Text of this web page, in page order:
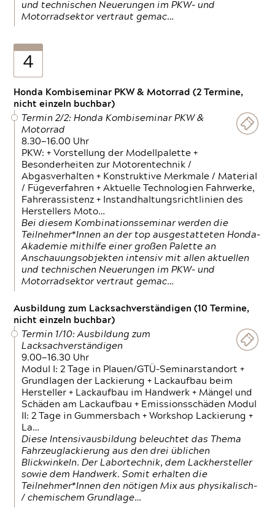
und technischen Neuerungen im PKW- und
Motorradsektor vertraut gemac…
4
Honda Kombiseminar PKW & Motorrad (2 Termine,
nicht einzeln buchbar)
Termin 2/2: Honda Kombiseminar PKW &
Motorrad
8.30—16.00 Uhr
PKW: + Vorstellung der Modellpalette +
Besonderheiten zur Motorentechnik /
Abgasverhalten + Konstruktive Merkmale / Material
/ Fügeverfahren + Aktuelle Technologien Fahrwerke,
Fahrerassistenz + Instandhaltungsrichtlinien des
Herstellers Moto…
Bei diesem Kombinationsseminar werden die
Teilnehmer*Innen an der top ausgestatteten Honda-
Akademie mithilfe einer großen Palette an
Anschauungsobjekten intensiv mit allen aktuellen
und technischen Neuerungen im PKW- und
Motorradsektor vertraut gemac…
Ausbildung zum Lacksachverständigen (10 Termine,
nicht einzeln buchbar)
Termin 1/10: Ausbildung zum
Lacksachverständigen
9.00—16.30 Uhr
Modul I: 2 Tage in Plauen/GTÜ-Seminarstandort +
Grundlagen der Lackierung + Lackaufbau beim
Hersteller + Lackaufbau im Handwerk + Mängel und
Schäden am Lackaufbau + Emissionsschäden Modul
II: 2 Tage in Gummersbach + Workshop Lackierung +
La…
Diese Intensivausbildung beleuchtet das Thema
Fahrzeuglackierung aus den drei üblichen
Blickwinkeln. Der Labortechnik, dem Lackhersteller
sowie dem Handwerk. Somit erhalten die
Teilnehmer*Innen den nötigen Mix aus physikalisch-
/ chemischem Grundlage…